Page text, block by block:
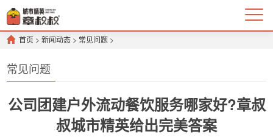
首页 >新闻动态 > 常见问题 >
常见问题
公司团建户外流动餐饮服务哪家好?章叔
叔城市精英给出完美答案